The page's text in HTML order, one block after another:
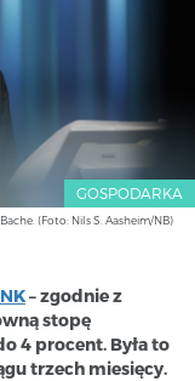
GOSPODARKA
(Foto: Nils S. Aasheim/NB)
– zgodnie z
stopę
4 procent. Była to
trzech miesięcy.